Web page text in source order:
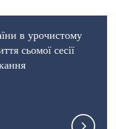
в урочистому
сьомої сесії